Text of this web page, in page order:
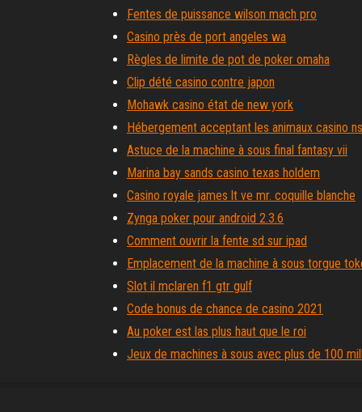
Fentes de puissance wilson mach pro
Casino près de port angeles wa
Règles de limite de pot de poker omaha
Clip dété casino contre japon
Mohawk casino état de new york
Hébergement acceptant les animaux casino
Astuce de la machine à sous final fantasy vii
Marina bay sands casino texas holdem
Casino royale james lt ve mr. coquille blanche
Zynga poker pour android 2.3.6
Comment ouvrir la fente sd sur ipad
Emplacement de la machine à sous torgue
Slot il mclaren f1 gtr gulf
Code bonus de chance de casino 2021
Au poker est las plus haut que le roi
Jeux de machines à sous avec plus de 100